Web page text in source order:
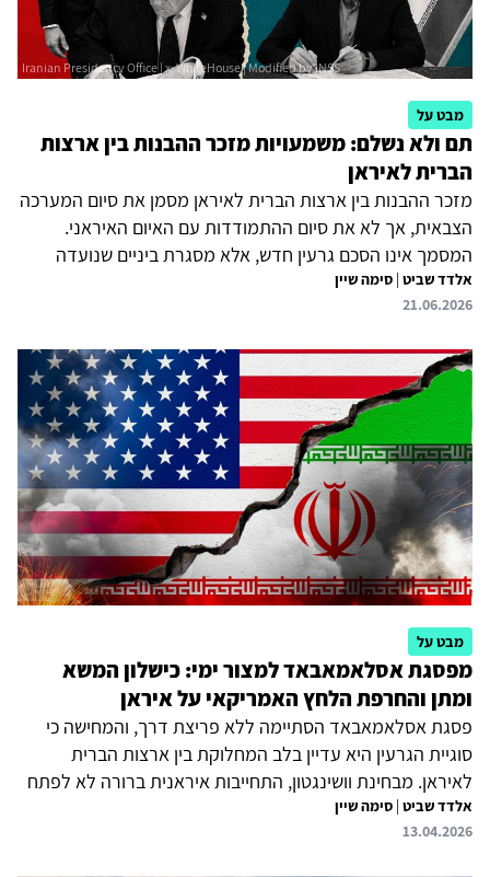
מבט על
תם ולא נשלם: משמעויות מזכר ההבנות בין ארצות
הברית לאיראן
מזכר ההבנות בין ארצות הברית לאיראן מסמן את סיום המערכה
הצבאית, אך לא את סיום ההתמודדות עם האיום האיראני.
המסמך אינו הסכם גרעין חדש, אלא מסגרת ביניים שנועדה
לעצור את הלחימה, לפתוח מחדש את מצר הורמוז, להסיר את
שווקי האנרגיה והתחייבות איראנית שלא לרכוש או לפתח נשק
גרעיני, במקביל לדיון בדילול החומר המועשר שבשטחה. איראן,
מצדה, הצליחה לקבל את שתי הדרישות החשובות לה: סיום
המלחמה והמצור, בנוסף להקלות כלכליות שיתבטאו בייצוא נפט
חופשי...
אלדד שביט | סימה שיין
21.06.2026
מבט על
מפסגת אסלאמאבאד למצור ימי: כישלון המשא
ומתן והחרפת הלחץ האמריקאי על איראן
פסגת אסלאמאבאד הסתיימה ללא פריצת דרך, והמחישה כי
סוגיית הגרעין היא עדיין בלב המחלוקת בין ארצות הברית
לאיראן. מבחינת וושינגטון, התחייבות איראנית ברורה לא לפתח
נשק גרעיני ולא לשמר יכולת פריצה אליו היא תנאי יסוד להסכם.
מנגד, טהראן מתעקשת על זכותה להמשיך ולהעשיר אורניום
אלדד שביט | סימה שיין
13.04.2026